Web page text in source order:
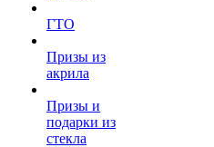
ГТО
Призы из
акрила
Призы и
подарки из
стекла